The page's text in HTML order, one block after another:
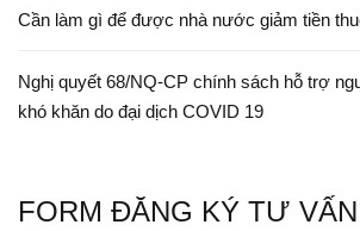
Cần làm gì để được nhà nước giảm tiền
Nghị quyết 68/NQ-CP chính sách hỗ trợ
khó khăn do đại dịch COVID 19
FORM ĐĂNG KÝ TƯ VẤN